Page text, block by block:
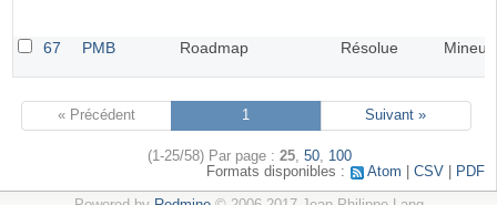
67 PMB Roadmap Résolue Mineur
« Précédent 1 Suivant »
(1-25/58) Par page : 25, 50, 100
Formats disponibles :
Atom CSV PDF